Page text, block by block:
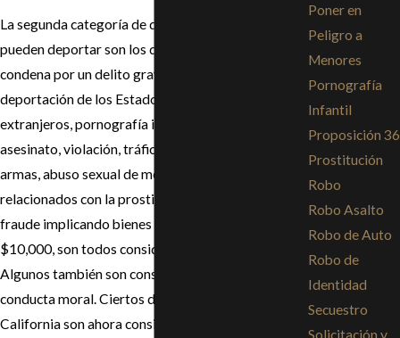
La segunda categoría de delitos por los que le
pueden deportar son los delitos graves. Cualquier
condena por un delito grave puede resultar en la
deportación de los Estados Unidos. El tráfico de
extranjeros, pornografía infantil, secuestro,
asesinato, violación, tráfico de drogas, tráfico de
armas, abuso sexual de menores, los delitos
relacionados con la prostitución y los delitos de
fraude implicando bienes robados de más de
$10,000, son todos considerados delitos graves.
Algunos también son considerados delitos de
conducta moral. Ciertos delitos menores en
California son ahora considerados graves por los
Poner en
Peligro a
Menores
Pornografía
Infantil
Proposición 36
Prostitución
Robo
Robo Asalto
Robo de Auto
Robo de
Identidad
Secuestro
Solicitación y